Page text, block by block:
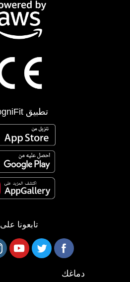
تطبيق CogniFit
تابعونا على
دماغك